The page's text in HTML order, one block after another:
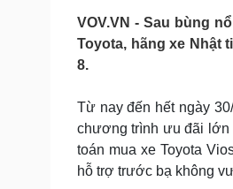
Pháp luật
Vụ án
Tư vấn luật
Sức khỏe
VOV.VN - Sau bùng
Toyota, hãng xe Nhật
8.
Từ nay đến hết ngày
chương trình ưu đãi lớn
toán mua xe Toyota
hỗ trợ trước bạ không